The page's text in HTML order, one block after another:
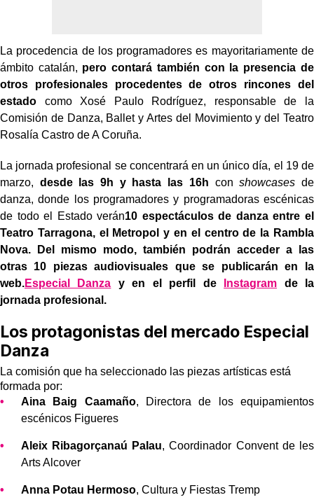
La procedencia de los programadores es mayoritariamente de
ámbito catalán, pero contará también con la presencia de
otros profesionales procedentes de otros rincones del
estado como Xosé Paulo Rodríguez, responsable de la
Comisión de Danza, Ballet y Artes del Movimiento y del Teatro
Rosalía Castro de A Coruña.
La jornada profesional se concentrará en un único día, el 19 de
marzo, desde las 9h y hasta las 16h conshowcases de
danza, donde los programadores y programadoras escénicas
de todo el Estado verán10 espectáculos de danza entre el
Teatro Tarragona, el Metropol y en el centro de la Rambla
Nova. Del mismo modo, también podrán acceder a las
otras 10 piezas audiovisuales que se publicarán en la
web.Especial Danza y en el perfil de Instagram de la
jornada profesional.
Los protagonistas del mercado Especial
Danza
La comisión que ha seleccionado las piezas artísticas está
formada por:
Aina Baig Caamaño, Directora de los equipamientos
escénicos Figueres
Aleix Ribagorçanaú Palau, Coordinador Convent de les
Arts Alcover
Anna Potau Hermoso, Cultura y Fiestas Tremp